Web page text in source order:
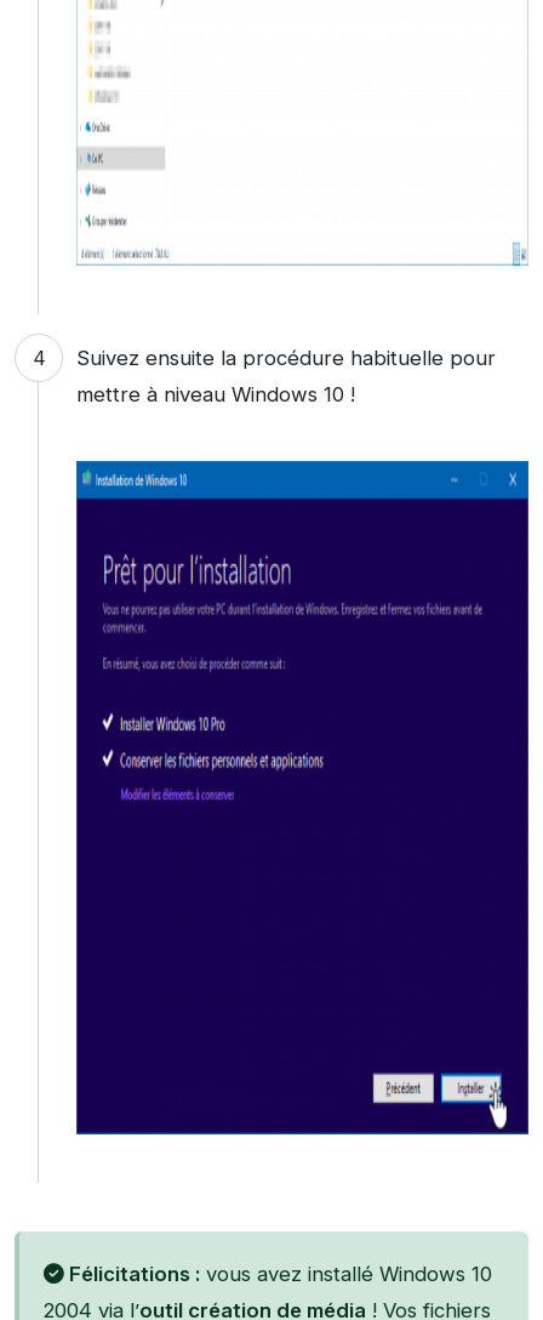
Suivez ensuite la procédure habituelle pour
mettre à niveau Windows 10 !
Félicitations : vous avez installé Windows 10
2004 via l’outil création de média ! Vos fichiers